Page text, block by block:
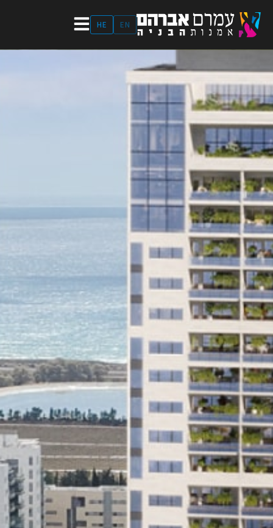
לתוכן
EN
HE